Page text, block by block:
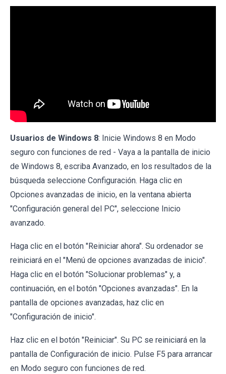
Usuarios de Windows 8: Inicie Windows 8 en Modo
seguro con funciones de red - Vaya a la pantalla de inicio
de Windows 8, escriba Avanzado, en los resultados de la
búsqueda seleccione Configuración. Haga clic en
Opciones avanzadas de inicio, en la ventana abierta
"Configuración general del PC", seleccione Inicio
avanzado.
Haga clic en el botón "Reiniciar ahora". Su ordenador se
reiniciará en el "Menú de opciones avanzadas de inicio".
Haga clic en el botón "Solucionar problemas" y, a
continuación, en el botón "Opciones avanzadas". En la
pantalla de opciones avanzadas, haz clic en
"Configuración de inicio".
Haz clic en el botón "Reiniciar". Su PC se reiniciará en la
pantalla de Configuración de inicio. Pulse F5 para arrancar
en Modo seguro con funciones de red.